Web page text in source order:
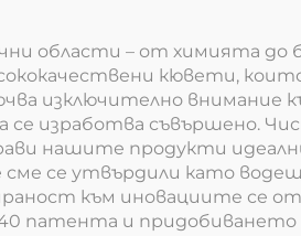
области – от химията до
кювети,
изключително внимание
се изработва съвършено.
нашите продукти
се утвърдили като
към иновациите се
патента и придобиването